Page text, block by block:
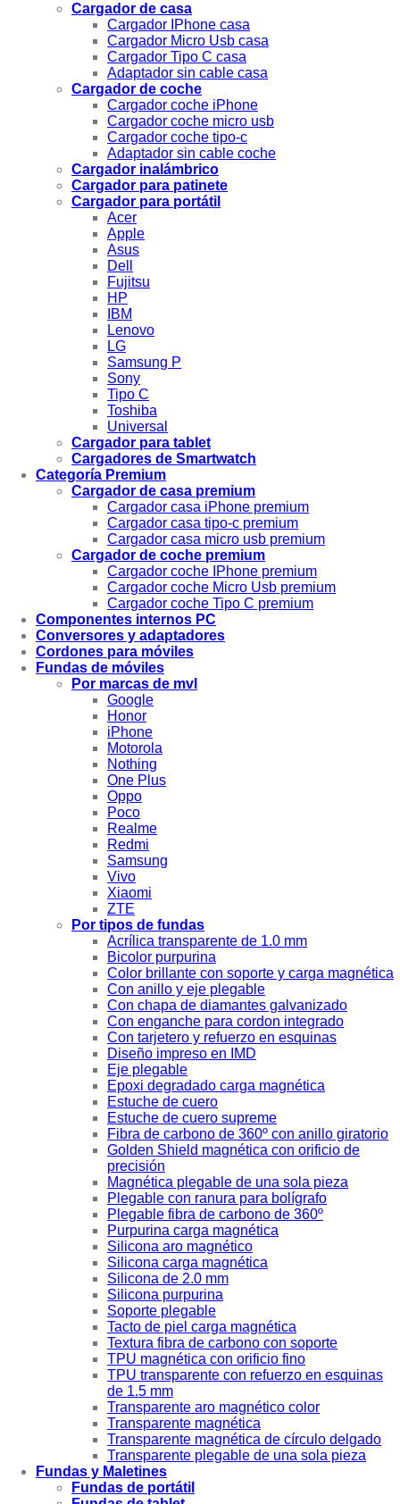
Cargador de casa
Cargador IPhone casa
Cargador Micro Usb casa
Cargador Tipo C casa
Adaptador sin cable casa
Cargador de coche
Cargador coche iPhone
Cargador coche micro usb
Cargador coche tipo-c
Adaptador sin cable coche
Cargador inalámbrico
Cargador para patinete
Cargador para portátil
Acer
Apple
Asus
Dell
Fujitsu
HP
IBM
Lenovo
LG
Samsung P
Sony
Tipo C
Toshiba
Universal
Cargador para tablet
Cargadores de Smartwatch
Categoría Premium
Cargador de casa premium
Cargador casa iPhone premium
Cargador casa tipo-c premium
Cargador casa micro usb premium
Cargador de coche premium
Cargador coche IPhone premium
Cargador coche Micro Usb premium
Cargador coche Tipo C premium
Componentes internos PC
Conversores y adaptadores
Cordones para móviles
Fundas de móviles
Por marcas de mvl
Google
Honor
iPhone
Motorola
Nothing
One Plus
Oppo
Poco
Realme
Redmi
Samsung
Vivo
Xiaomi
ZTE
Por tipos de fundas
Acrílica transparente de 1.0 mm
Bicolor purpurina
Color brillante con soporte y carga magnética
Con anillo y eje plegable
Con chapa de diamantes galvanizado
Con enganche para cordon integrado
Con tarjetero y refuerzo en esquinas
Diseño impreso en IMD
Eje plegable
Epoxi degradado carga magnética
Estuche de cuero
Estuche de cuero supreme
Fibra de carbono de 360º con anillo giratorio
Golden Shield magnética con orificio de
precisión
Magnética plegable de una sola pieza
Plegable con ranura para bolígrafo
Plegable fibra de carbono de 360º
Purpurina carga magnética
Silicona aro magnético
Silicona carga magnética
Silicona de 2.0 mm
Silicona purpurina
Soporte plegable
Tacto de piel carga magnética
Textura fibra de carbono con soporte
TPU magnética con orificio fino
TPU transparente con refuerzo en esquinas
de 1.5 mm
Transparente aro magnético color
Transparente magnética
Transparente magnética de círculo delgado
Transparente plegable de una sola pieza
Fundas y Maletines
Fundas de portátil